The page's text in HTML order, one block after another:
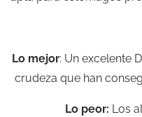
Lo mejor: Un excelente
crudeza que han
Lo peor: Los